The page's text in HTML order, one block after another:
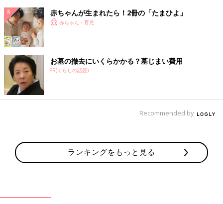
トが起こって、壁にぶつかっては泣くばかり。でも、ただ泣き叫
ぶのではなく、どうやったらそれを実現できるか考えたり、自分
赤ちゃんが生まれたら！2冊の「たまひよ」
赤ちゃん・育児
お墓の撤去にいくらかかる？墓じまい費用
PR(くらしの話題)
Recommended by
ランキングをもっと見る